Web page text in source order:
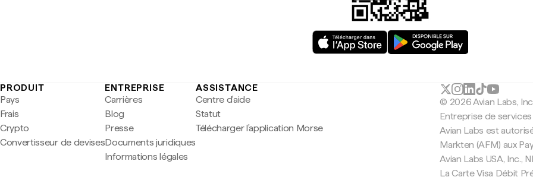
PRODUIT
Pays
Frais
Crypto
Convertisseur de devises
ENTREPRISE
Carrières
Blog
Presse
Documents juridiques
Informations légales
ASSISTANCE
Centre d'aide
Statut
Télécharger l'application Morse
© 2026 Avian Labs, Inc
Entreprise de
Avian Labs est
Markten (AFM) aux
Avian Labs USA, Inc.,
La Carte Visa Débit